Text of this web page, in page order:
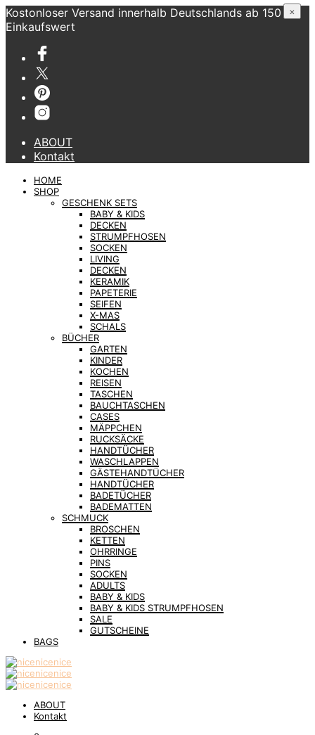
Kostonloser Versand innerhalb Deutschlands ab 150 €
Einkaufswert
ABOUT
Kontakt
HOME
SHOP
GESCHENK SETS
BABY & KIDS
DECKEN
STRUMPFHOSEN
SOCKEN
LIVING
DECKEN
KERAMIK
PAPETERIE
SEIFEN
X-MAS
SCHALS
BÜCHER
GARTEN
KINDER
KOCHEN
REISEN
TASCHEN
BAUCHTASCHEN
CASES
MÄPPCHEN
RUCKSÄCKE
HANDTÜCHER
WASCHLAPPEN
GÄSTEHANDTÜCHER
HANDTÜCHER
BADETÜCHER
BADEMATTEN
SCHMUCK
BROSCHEN
KETTEN
OHRRINGE
PINS
SOCKEN
ADULTS
BABY & KIDS
BABY & KIDS STRUMPFHOSEN
SALE
GUTSCHEINE
BAGS
ABOUT
Kontakt
×